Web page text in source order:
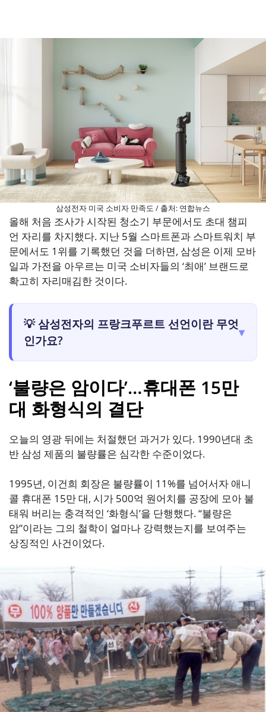
삼성전자 미국 소비자 만족도 / 출처: 연합뉴스
올해 처음 조사가 시작된 청소기 부문에서도 초대 챔피
언 자리를 차지했다. 지난 5월 스마트폰과 스마트워치 부
문에서도 1위를 기록했던 것을 더하면, 삼성은 이제 모바
일과 가전을 아우르는 미국 소비자들의 ‘최애’ 브랜드로
확고히 자리매김한 것이다.
💡 삼성전자의 프랑크푸르트 선언이란 무엇
인가요?
▾
‘불량은 암이다’…휴대폰 15만
대 화형식의 결단
오늘의 영광 뒤에는 처절했던 과거가 있다. 1990년대 초
반 삼성 제품의 불량률은 심각한 수준이었다.
1995년, 이건희 회장은 불량률이 11%를 넘어서자 애니
콜 휴대폰 15만 대, 시가 500억 원어치를 공장에 모아 불
태워 버리는 충격적인 ‘화형식’을 단행했다. “불량은
암”이라는 그의 철학이 얼마나 강력했는지를 보여주는
상징적인 사건이었다.